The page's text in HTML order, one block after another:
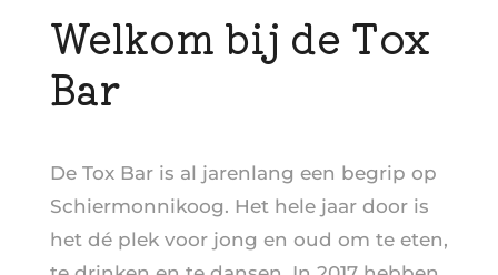
Welkom bij de Tox
Bar
De Tox Bar is al jarenlang een begrip op
Schiermonnikoog. Het hele jaar door is
het dé plek voor jong en oud om te eten,